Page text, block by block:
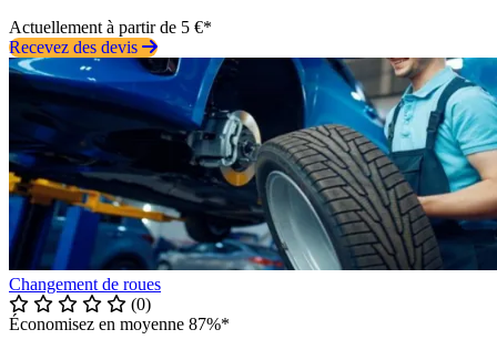
Actuellement à partir de 5 €*
Recevez des devis
Changement de roues
(0)
Économisez en moyenne 87%*